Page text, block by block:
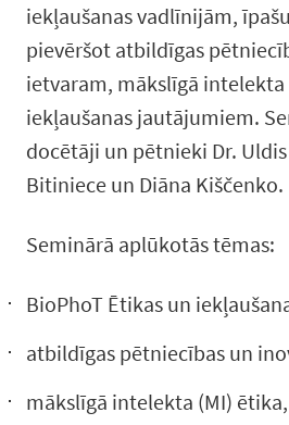
iekļaušanas vadlīnijām,
pievēršot atbildīgas
ietvaram, mākslīgā
iekļaušanas jautājumiem.
docētāji un pētnieki Dr.
Bitiniece un Diāna Kiščenko.
Seminārā aplūkotās tēmas:
BioPhoT Ētikas un
atbildīgas pētniecības un
mākslīgā intelekta (MI) ētika,